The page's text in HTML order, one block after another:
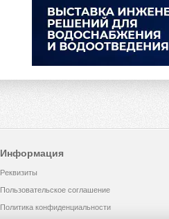
Информация
Реквизиты
Пользовательское соглашение
Политика конфиденциальности